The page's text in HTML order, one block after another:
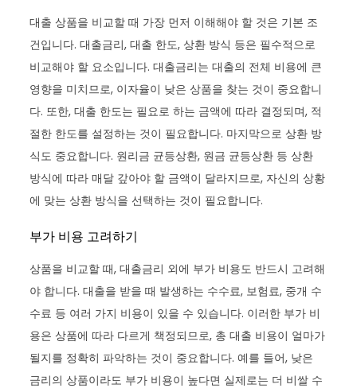
대출 상품을 비교할 때 가장 먼저 이해해야 할 것은 기본 조
건입니다. 대출금리, 대출 한도, 상환 방식 등은 필수적으로
비교해야 할 요소입니다. 대출금리는 대출의 전체 비용에 큰
영향을 미치므로, 이자율이 낮은 상품을 찾는 것이 중요합니
다. 또한, 대출 한도는 필요로 하는 금액에 따라 결정되며, 적
절한 한도를 설정하는 것이 필요합니다. 마지막으로 상환 방
식도 중요합니다. 원리금 균등상환, 원금 균등상환 등 상환
방식에 따라 매달 갚아야 할 금액이 달라지므로, 자신의 상황
에 맞는 상환 방식을 선택하는 것이 필요합니다.
부가 비용 고려하기
상품을 비교할 때, 대출금리 외에 부가 비용도 반드시 고려해
야 합니다. 대출을 받을 때 발생하는 수수료, 보험료, 중개 수
수료 등 여러 가지 비용이 있을 수 있습니다. 이러한 부가 비
용은 상품에 따라 다르게 책정되므로, 총 대출 비용이 얼마가
될지를 정확히 파악하는 것이 중요합니다. 예를 들어, 낮은
금리의 상품이라도 부가 비용이 높다면 실제로는 더 비쌀 수